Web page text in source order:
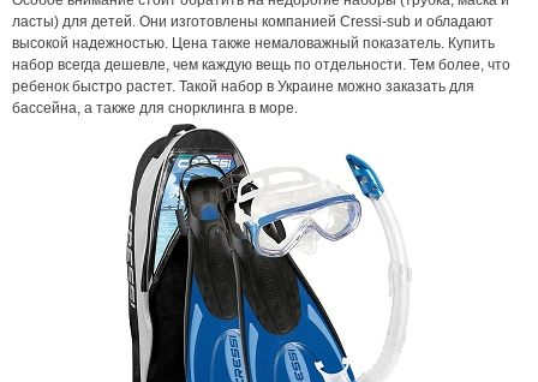
ласты) для детей. Они изготовлены компанией Cressi-sub и обладают
высокой надежностью. Цена также немаловажный показатель. Купить
набор всегда дешевле, чем каждую вещь по отдельности. Тем более, что
ребенок быстро растет. Такой набор в Украине можно заказать для
бассейна, а также для снорклинга в море.